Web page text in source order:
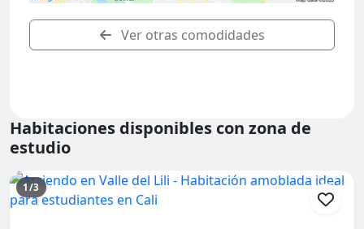
Ver otras comodidades
Habitaciones disponibles con zona de
estudio
1/3